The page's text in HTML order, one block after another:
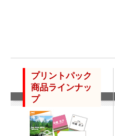
プリントパック
商品ラインナッ
プ